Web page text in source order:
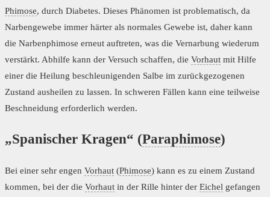
Phimose, durch Diabetes. Dieses Phänomen ist problematisch, da
Narbengewebe immer härter als normales Gewebe ist, daher kann
die Narbenphimose erneut auftreten, was die Vernarbung wiederum
verstärkt. Abhilfe kann der Versuch schaffen, die Vorhaut mit Hilfe
einer die Heilung beschleunigenden Salbe im zurückgezogenen
Zustand ausheilen zu lassen. In schweren Fällen kann eine teilweise
Beschneidung erforderlich werden.
„Spanischer Kragen“ (Paraphimose)
Bei einer sehr engen Vorhaut (Phimose) kann es zu einem Zustand
kommen, bei der die Vorhaut in der Rille hinter der Eichel gefangen